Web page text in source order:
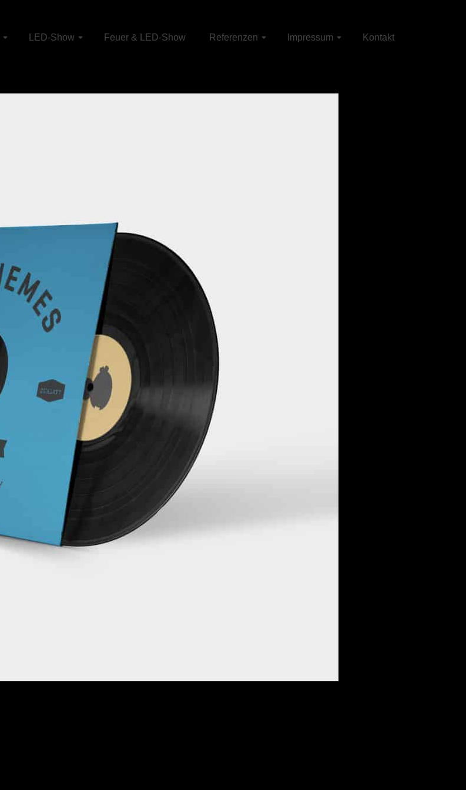
LED-Show Feuer & LED-Show Referenzen Impressum Kontakt